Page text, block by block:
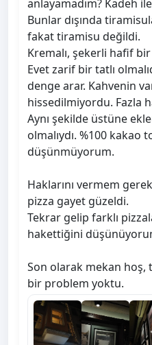
anlayamadım? Kadeh
Bunlar dışında
fakat tiramisu değildi.
Kremalı, şekerli hafif bir
Evet zarif bir tatlı
denge arar. Kahvenin
hissedilmiyordu. Fazla
Aynı şekilde üstüne
olmalıydı. %100 kakao
düşünmüyorum.
Haklarını vermem
pizza gayet güzeldi.
Tekrar gelip farklı
hakettiğini
Son olarak mekan
bir problem yoktu.